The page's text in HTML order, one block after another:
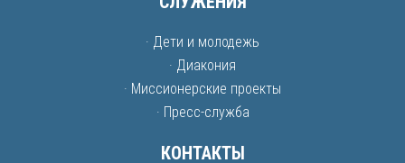
· Дети и молодежь
· Диакония
· Миссионерские проекты
· Пресс-служба
КОНТАКТЫ